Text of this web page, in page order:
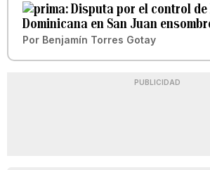
Disputa por el control de
Dominicana en San Juan
Por Benjamín Torres Gotay
PUBLICIDAD